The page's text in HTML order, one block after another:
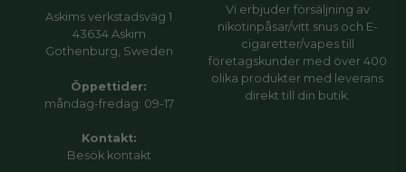
Askims verkstadsväg 1
43634 Askim
Gothenburg, Sweden
Öppettider:
måndag-fredag: 09-17
Kontakt:
Besök kontakt
Vi erbjuder försäljning av
nikotinpåsar/vitt snus och E-
cigaretter/vapes till
företagskunder med över 400
olika produkter med leverans
direkt till din butik.